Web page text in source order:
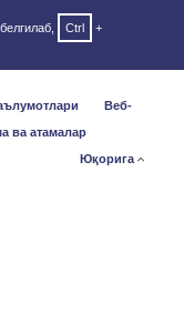
Ctrl
+
Веб-
ва атамалар
Юқорига